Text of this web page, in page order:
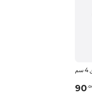
90.0